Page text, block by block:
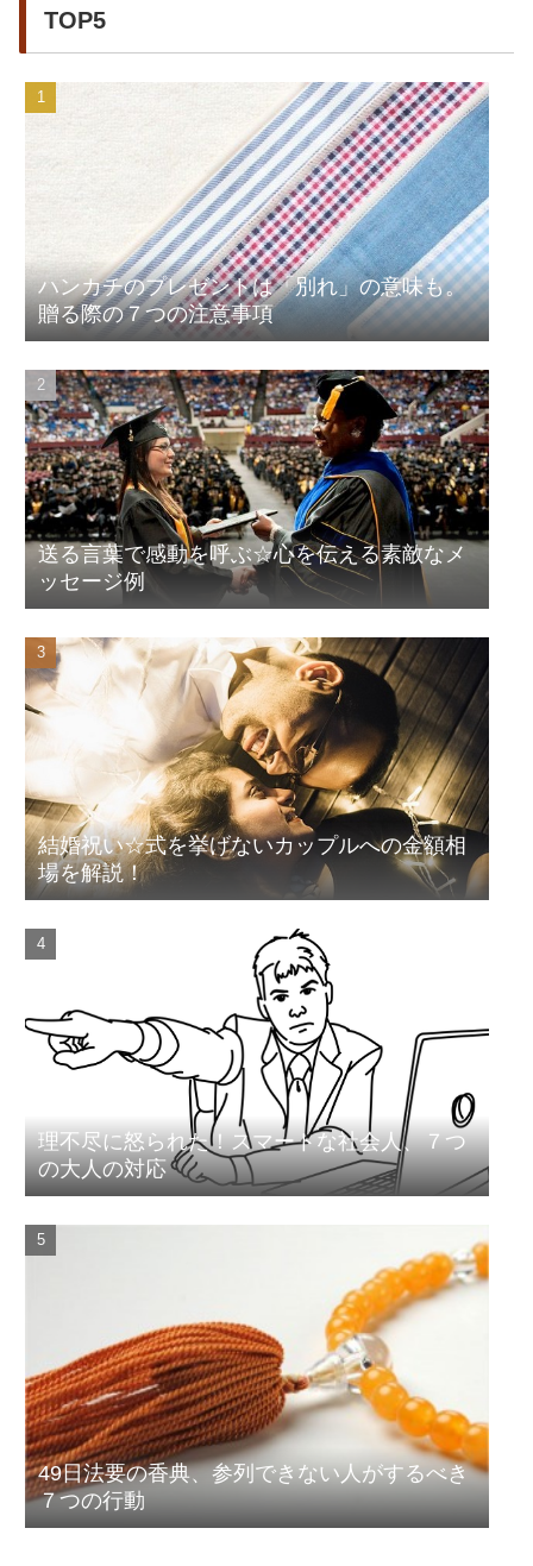
TOP5
ハンカチのプレゼントは「別れ」の意味も。
贈る際の７つの注意事項
送る言葉で感動を呼ぶ☆心を伝える素敵なメ
ッセージ例
結婚祝い☆式を挙げないカップルへの金額相
場を解説！
理不尽に怒られた！スマートな社会人、７つ
の大人の対応
49日法要の香典、参列できない人がするべき
７つの行動